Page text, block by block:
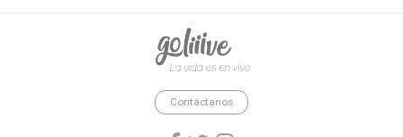
goliiive - La vida es en vivo.
Contáctanos